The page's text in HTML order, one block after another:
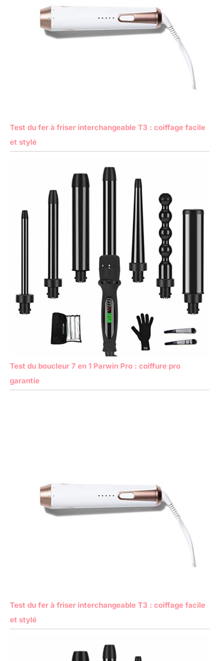
Test du fer à friser interchangeable T3 : coiffage facile
et stylé
Test du boucleur 7 en 1 Parwin Pro : coiffure pro
garantie
Test du fer à friser interchangeable T3 : coiffage facile
et stylé